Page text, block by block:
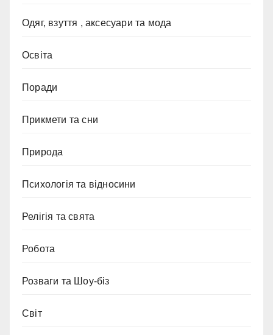
Одяг, взуття , аксесуари та мода
Освіта
Поради
Прикмети та сни
Природа
Психологія та відносини
Релігія та свята
Робота
Розваги та Шоу-біз
Світ